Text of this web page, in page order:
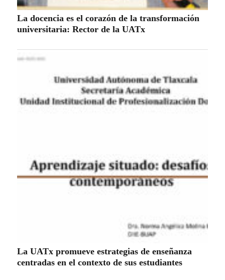
La docencia es el corazón de la transformación
universitaria: Rector de la UATx
La UATx promueve estrategias de enseñanza
centradas en el contexto de sus estudiantes